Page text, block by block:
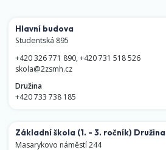
Hlavní budova
Studentská 895
+420 326 771 890,+420 731 518 526
skola@2zsmh.cz
Družina
+420 733 738 185
Základní škola (1. - 3. ročník) Družina
Masarykovo náměstí 244